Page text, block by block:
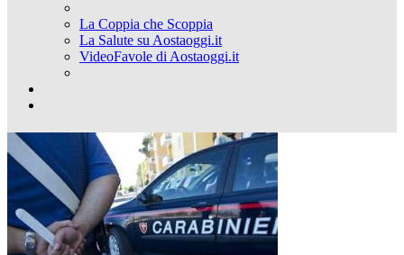
La Coppia che Scoppia
La Salute su Aostaoggi.it
VideoFavole di Aostaoggi.it